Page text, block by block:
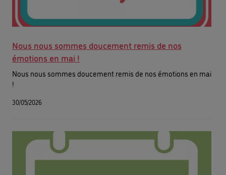
Nous nous sommes doucement remis de nos
émotions en mai !
Nous nous sommes doucement remis de nos émotions en mai
!
30/05/2026